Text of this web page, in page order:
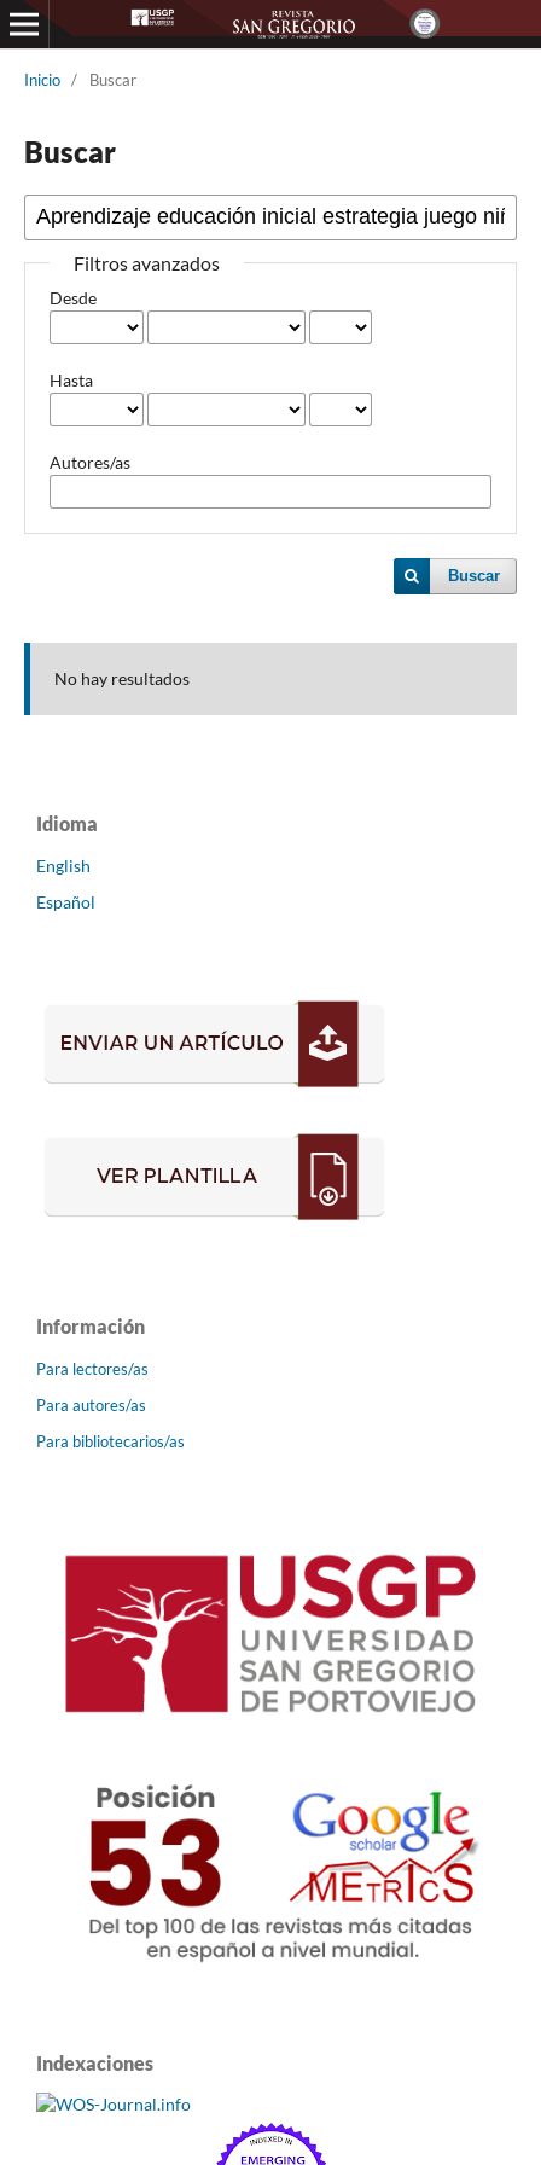
Inicio / Buscar
Buscar
Filtros avanzados
Desde
Hasta
Autores/as
Buscar
No hay resultados
Idioma
English
Español
Información
Para lectores/as
Para autores/as
Para bibliotecarios/as
Indexaciones